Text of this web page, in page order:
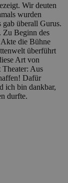
Wir deuten
wurden
überall Gurus.
Zu Beginn des
die Bühne
überführt
Art von
Theater: Aus
Dafür
ich bin dankbar,
durfte.